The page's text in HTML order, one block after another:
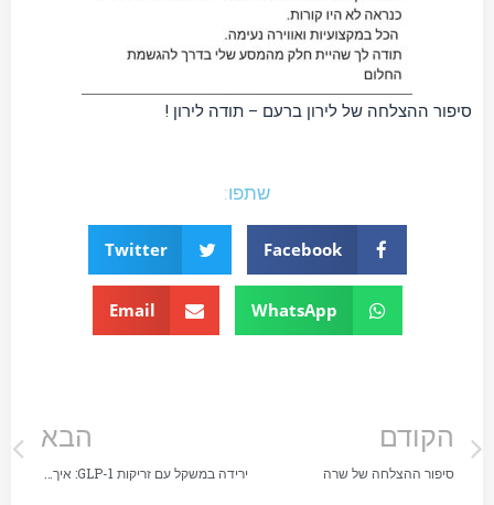
סיפור ההצלחה של לירון ברעם – תודה לירון !
שתפו:
Facebook
Twitter
WhatsApp
Email
הקודם
סיפור ההצלחה של שרה
הבא